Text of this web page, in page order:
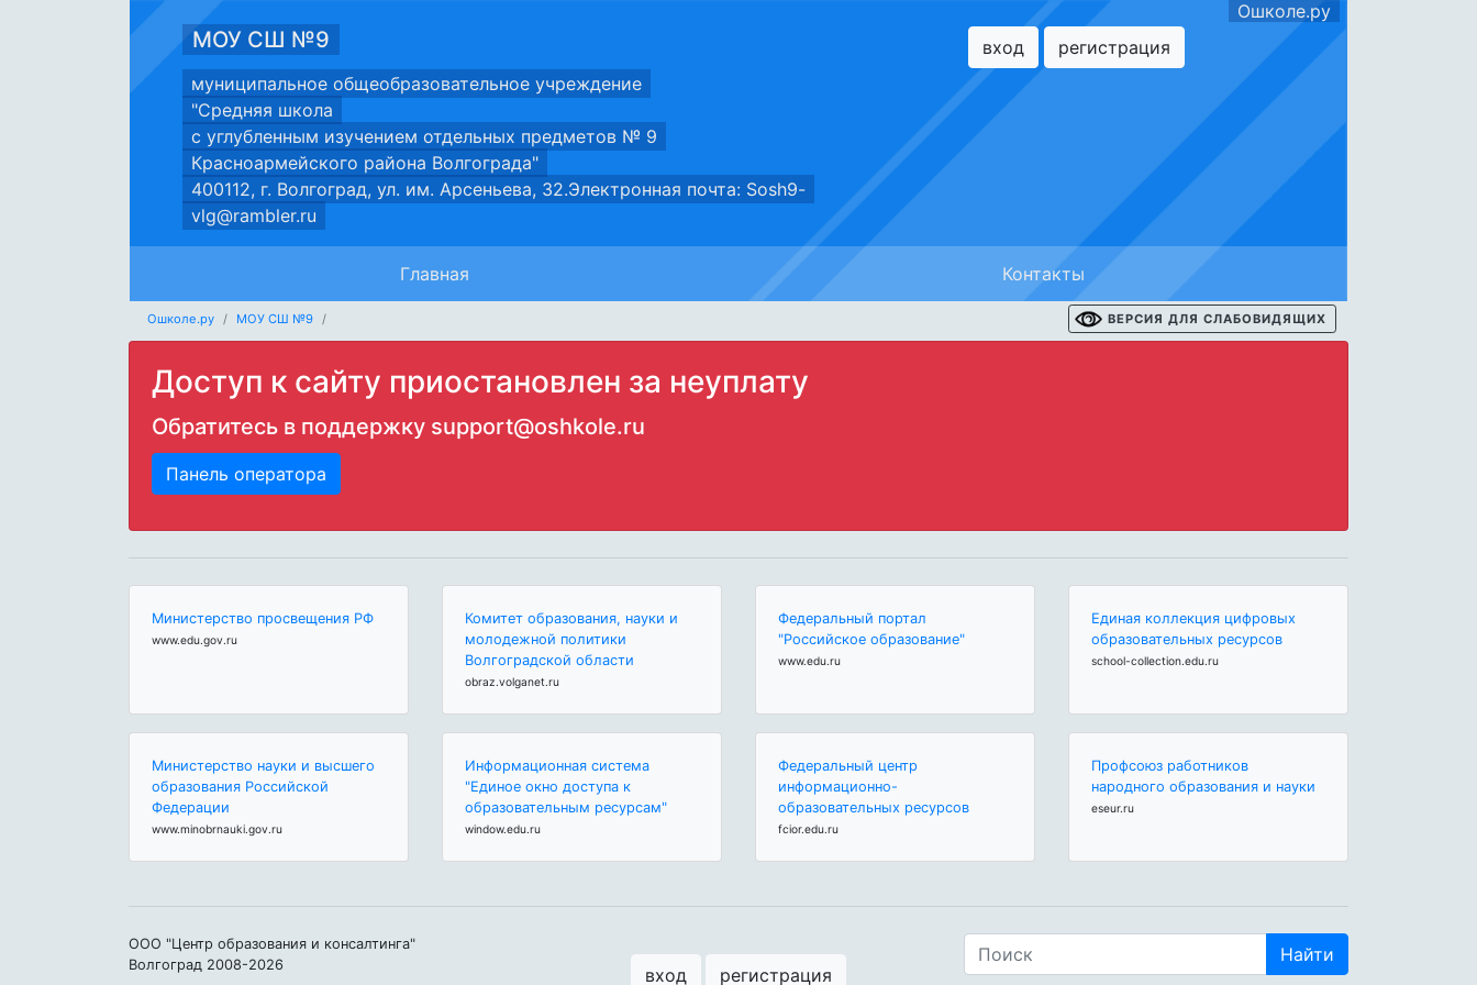
МОУ СШ №9
муниципальное общеобразовательное учреждение
"Средняя школа
с углубленным изучением отдельных предметов № 9
Красноармейского района Волгограда"
400112, г. Волгоград, ул. им. Арсеньева, 32.Электронная почта: Sosh9-
vlg@rambler.ru
Ошколе.ру
вход
регистрация
Главная Контакты
Ошколе.ру МОУ СШ №9 ВЕРСИЯ ДЛЯ СЛАБОВИДЯЩИХ
Доступ к сайту приостановлен за неуплату
Обратитесь в поддержку support@oshkole.ru
Панель оператора
Министерство просвещения РФ
www.edu.gov.ru
Комитет образования, науки и
молодежной политики
Волгоградской области
obraz.volganet.ru
Федеральный портал
"Российское образование"
www.edu.ru
Единая коллекция цифровых
образовательных ресурсов
school-collection.edu.ru
Министерство науки и высшего
образования Российской
Федерации
www.minobrnauki.gov.ru
Информационная система
"Единое окно доступа к
образовательным ресурсам"
window.edu.ru
Федеральный центр
информационно-
образовательных ресурсов
fcior.edu.ru
Профсоюз работников
народного образования и науки
eseur.ru
ООО "Центр образования и консалтинга"
Волгоград 2008-2026
вход регистрация
Найти